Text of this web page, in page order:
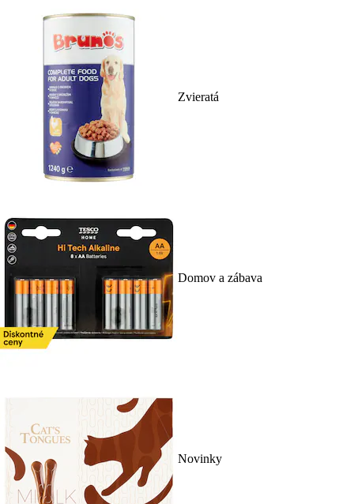
Zvieratá
Domov a zábava
Novinky